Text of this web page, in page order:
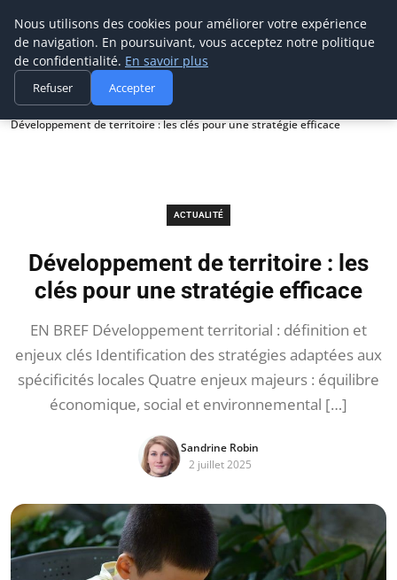
Prospection Pro
Accueil
Actualité
Développement de territoire : les clés pour une stratégie efficace
ACTUALITÉ
Développement de territoire : les
clés pour une stratégie efficace
EN BREF Développement territorial : définition et
enjeux clés Identification des stratégies adaptées aux
spécificités locales Quatre enjeux majeurs : équilibre
économique, social et environnemental […]
Sandrine Robin
2 juillet 2025
Nous utilisons des cookies pour améliorer votre expérience
de navigation. En poursuivant, vous acceptez notre politique
de confidentialité. En savoir plus
Refuser Accepter